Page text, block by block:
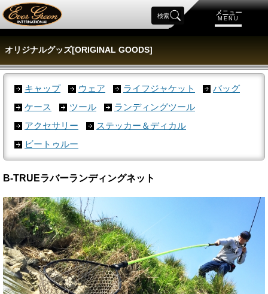
メニュー
MENU
検索
オリジナルグッズ[ORIGINAL GOODS]
キャップ ウェア ライフジャケット
バッグ
ケース
ツール
ランディングツール
アクセサリー
ステッカー＆ディカル
ビートゥルー
B-TRUEラバーランディングネット